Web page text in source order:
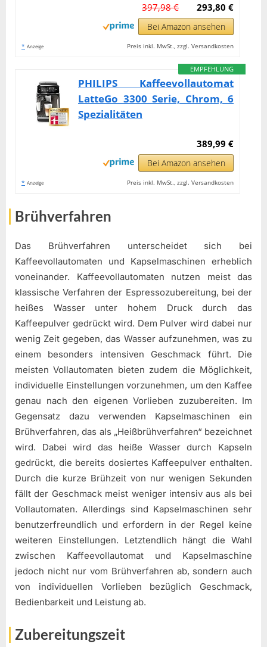
293,80 €
397,98 €
Bei Amazon ansehen
* Anzeige Preis inkl. MwSt., zzgl. Versandkosten
EMPFEHLUNG
PHILIPS Kaffeevollautomat
LatteGo 3300 Serie, Chrom, 6
Spezialitäten
389,99 €
Bei Amazon ansehen
* Anzeige Preis inkl. MwSt., zzgl. Versandkosten
Brühverfahren
Das Brühverfahren unterscheidet sich bei
Kaffeevollautomaten und Kapselmaschinen erheblich
voneinander. Kaffeevollautomaten nutzen meist das
klassische Verfahren der Espressozubereitung, bei der
heißes Wasser unter hohem Druck durch das
Kaffeepulver gedrückt wird. Dem Pulver wird dabei nur
wenig Zeit gegeben, das Wasser aufzunehmen, was zu
einem besonders intensiven Geschmack führt. Die
meisten Vollautomaten bieten zudem die Möglichkeit,
individuelle Einstellungen vorzunehmen, um den Kaffee
genau nach den eigenen Vorlieben zuzubereiten. Im
Gegensatz dazu verwenden Kapselmaschinen ein
Brühverfahren, das als „Heißbrühverfahren“ bezeichnet
wird. Dabei wird das heiße Wasser durch Kapseln
gedrückt, die bereits dosiertes Kaffeepulver enthalten.
Durch die kurze Brühzeit von nur wenigen Sekunden
fällt der Geschmack meist weniger intensiv aus als bei
Vollautomaten. Allerdings sind Kapselmaschinen sehr
benutzerfreundlich und erfordern in der Regel keine
weiteren Einstellungen. Letztendlich hängt die Wahl
zwischen Kaffeevollautomat und Kapselmaschine
jedoch nicht nur vom Brühverfahren ab, sondern auch
von individuellen Vorlieben bezüglich Geschmack,
Bedienbarkeit und Leistung ab.
Zubereitungszeit